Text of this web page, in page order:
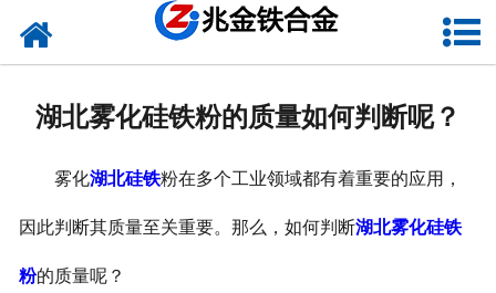
网站首页
湖北雾化硅铁粉的质量如何判断呢？
雾化湖北硅铁粉在多个工业领域都有着重要的应用，
因此判断其质量至关重要。那么，如何判断湖北雾化硅铁
粉的质量呢？